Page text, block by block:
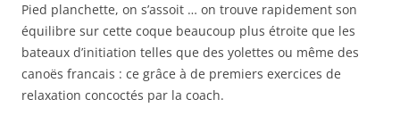
Pied planchette, on s’assoit … on trouve rapidement son
équilibre sur cette coque beaucoup plus étroite que les
bateaux d’initiation telles que des yolettes ou même des
canoës francais : ce grâce à de premiers exercices de
relaxation concoctés par la coach.